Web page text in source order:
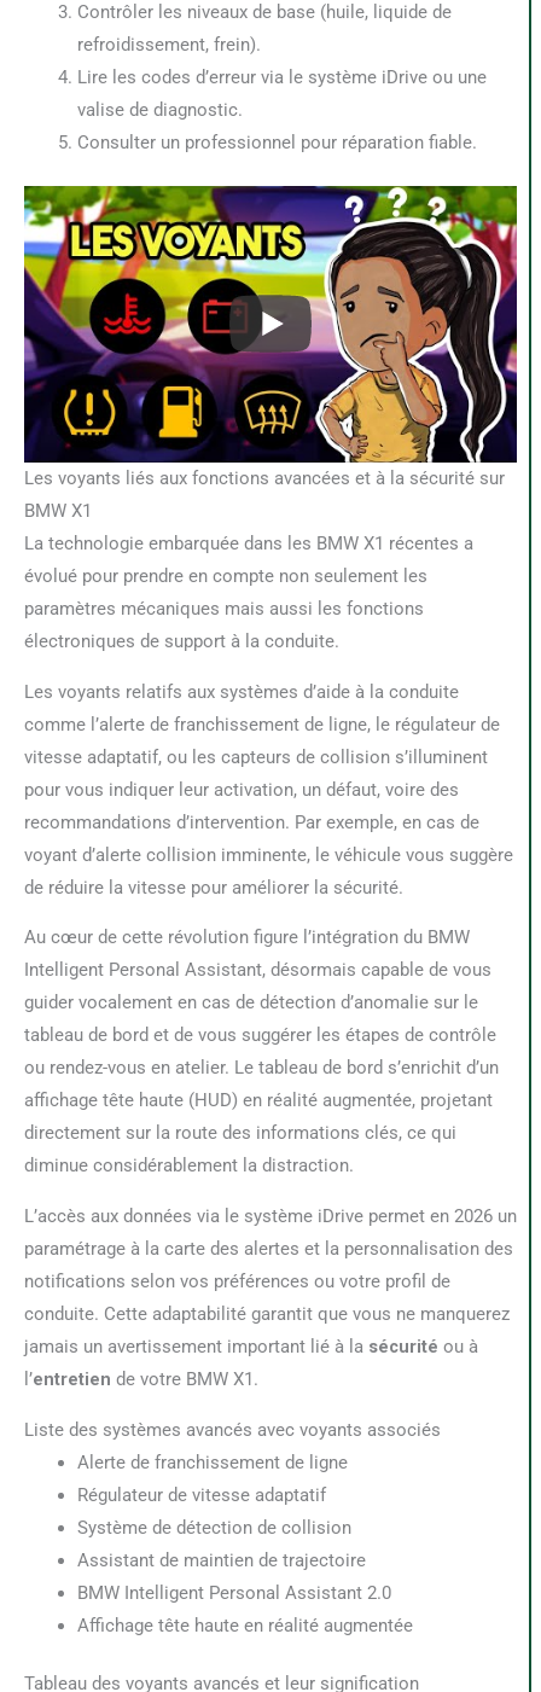
Contrôler les niveaux de base (huile, liquide de
refroidissement, frein).
Lire les codes d’erreur via le système iDrive ou une
valise de diagnostic.
Consulter un professionnel pour réparation fiable.
Les voyants liés aux fonctions avancées et à la sécurité sur
BMW X1
La technologie embarquée dans les BMW X1 récentes a
évolué pour prendre en compte non seulement les
paramètres mécaniques mais aussi les fonctions
électroniques de support à la conduite.
Les voyants relatifs aux systèmes d’aide à la conduite
comme l’alerte de franchissement de ligne, le régulateur de
vitesse adaptatif, ou les capteurs de collision s’illuminent
pour vous indiquer leur activation, un défaut, voire des
recommandations d’intervention. Par exemple, en cas de
voyant d’alerte collision imminente, le véhicule vous suggère
de réduire la vitesse pour améliorer la sécurité.
Au cœur de cette révolution figure l’intégration du BMW
Intelligent Personal Assistant, désormais capable de vous
guider vocalement en cas de détection d’anomalie sur le
tableau de bord et de vous suggérer les étapes de contrôle
ou rendez-vous en atelier. Le tableau de bord s’enrichit d’un
affichage tête haute (HUD) en réalité augmentée, projetant
directement sur la route des informations clés, ce qui
diminue considérablement la distraction.
L’accès aux données via le système iDrive permet en 2026 un
paramétrage à la carte des alertes et la personnalisation des
notifications selon vos préférences ou votre profil de
conduite. Cette adaptabilité garantit que vous ne manquerez
jamais un avertissement important lié à la sécurité ou à
l’entretien de votre BMW X1.
Liste des systèmes avancés avec voyants associés
Alerte de franchissement de ligne
Régulateur de vitesse adaptatif
Système de détection de collision
Assistant de maintien de trajectoire
BMW Intelligent Personal Assistant 2.0
Affichage tête haute en réalité augmentée
Tableau des voyants avancés et leur signification